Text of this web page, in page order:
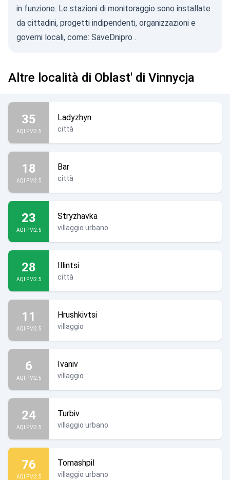
in funzione. Le stazioni di monitoraggio sono installate
da cittadini, progetti indipendenti, organizzazioni e
governi locali, come: SaveDnipro .
Altre località di Oblast' di Vinnycja
35
AQI PM2.5
Ladyzhyn
città
18
AQI PM2.5
Bar
città
23
AQI PM2.5
Stryzhavka
villaggio urbano
28
AQI PM2.5
Illintsi
città
11
AQI PM2.5
Hrushkivtsi
villaggio
6
AQI PM2.5
Ivaniv
villaggio
24
AQI PM2.5
Turbiv
villaggio urbano
76
AQI PM2.5
Tomashpil
villaggio urbano